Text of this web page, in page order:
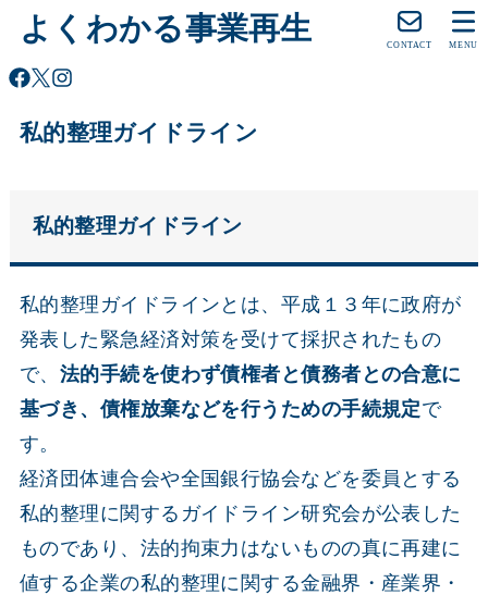
よくわかる事業再生 CONTACT MENU
私的整理ガイドライン
私的整理ガイドライン
私的整理ガイドラインとは、平成１３年に政府が
発表した緊急経済対策を受けて採択されたもの
で、 法的手続を使わず債権者と債務者との合意に
基づき、債権放棄などを行うための手続規定で
す。
経済団体連合会や全国銀行協会などを委員とする
私的整理に関するガイドライン研究会が公表した
ものであり、法的拘束力はないものの真に再建に
値する企業の私的整理に関する金融界・産業界・